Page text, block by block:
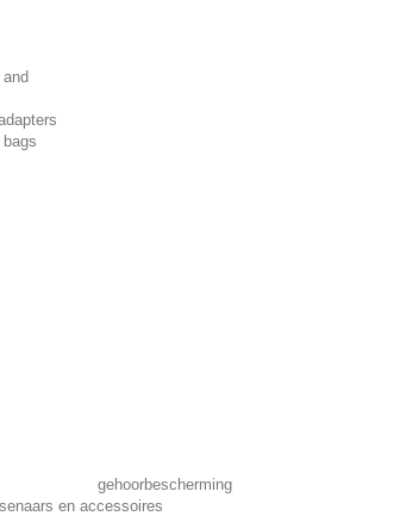
gehoorbescherming
en accessoires